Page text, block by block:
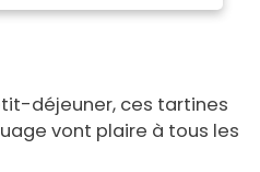
déjeuner, ces tartines
vont plaire à tous les